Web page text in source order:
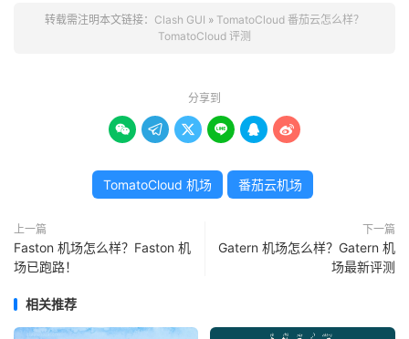
转载需注明本文链接： Clash GUI » TomatoCloud 番茄云怎么样？
TomatoCloud 评测
分享到
     
TomatoCloud 机场 番茄云机场
上一篇
Faston 机场怎么样？Faston 机
场已跑路！
下一篇
Gatern 机场怎么样？Gatern 机
场最新评测
相关推荐